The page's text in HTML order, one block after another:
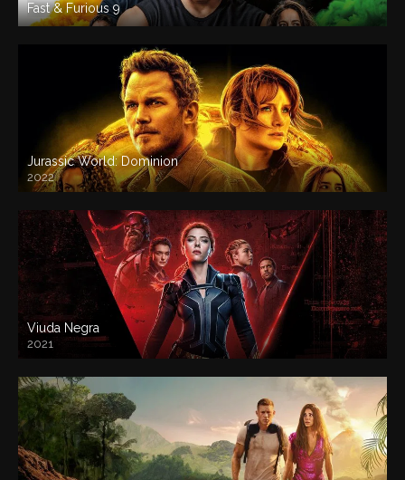
Fast & Furious 9
Jurassic World: Dominion
2022
Viuda Negra
2021